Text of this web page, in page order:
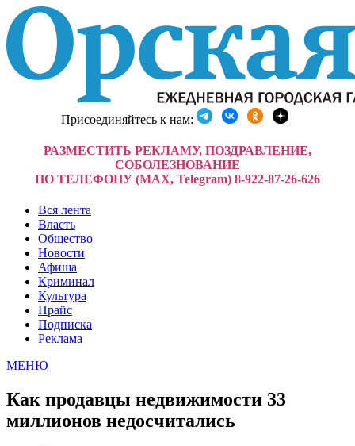
Присоединяйтесь к нам:
РАЗМЕСТИТЬ РЕКЛАМУ, ПОЗДРАВЛЕНИЕ,
СОБОЛЕЗНОВАНИЕ
ПО ТЕЛЕФОНУ (MAX, Telegram) 8-922-87-26-626
Вся лента
Власть
Общество
Новости
Афиша
Криминал
Культура
Прайс
Подписка
Реклама
МЕНЮ
Как продавцы недвижимости 33
миллионов недосчитались